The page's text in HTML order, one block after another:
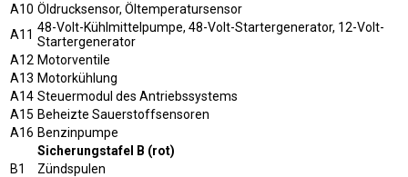
A10 Öldrucksensor, Öltemperatursensor
A11 48-Volt-Kühlmittelpumpe, 48-Volt-Startergenerator, 12-Volt-
Startergenerator
A12 Motorventile
A13 Motorkühlung
A14 Steuermodul des Antriebssystems
A15 Beheizte Sauerstoffsensoren
A16 Benzinpumpe
Sicherungstafel B (rot)
B1
Zündspulen